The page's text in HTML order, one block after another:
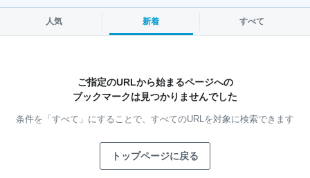
人気 新着 すべて
ご指定のURLから始まるページへの
ブックマークは見つかりませんでした
条件を「すべて」にすることで、 すべてのURLを対象に検索できます
トップページに戻る